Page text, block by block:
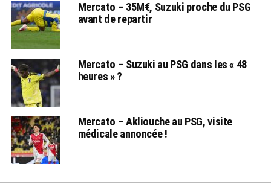
Mercato – 35M€, Suzuki proche du PSG
avant de repartir
Mercato – Suzuki au PSG dans les « 48
heures » ?
Mercato – Akliouche au PSG, visite
médicale annoncée !